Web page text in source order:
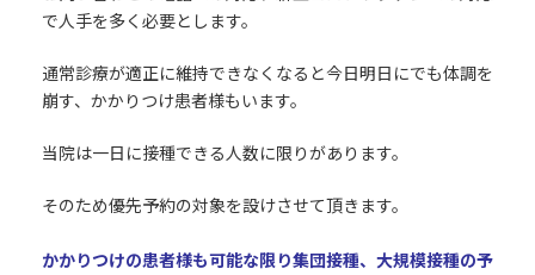
で人手を多く必要とします。
通常診療が適正に維持できなくなると今日明日にでも体調を
崩す、かかりつけ患者様もいます。
当院は一日に接種できる人数に限りがあります。
そのため優先予約の対象を設けさせて頂きます。
かかりつけの患者様も可能な限り集団接種、大規模接種の予